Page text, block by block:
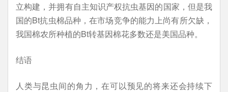
立构建，并拥有自主知识产权抗虫基因的国家，但是我
国的Bt抗虫棉品种，在市场竞争的能力上尚有所欠缺，
我国棉农所种植的Bt转基因棉花多数还是美国品种。
结语
人类与昆虫间的角力，在可以预见的将来还会持续下